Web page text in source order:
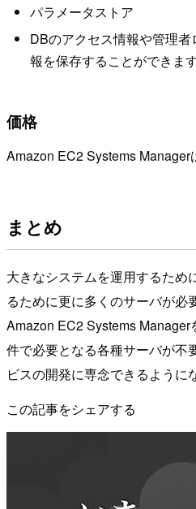
パラメータストア
DBのアクセス情報や管理
報を保存することができます
価格
Amazon EC2 Systems Manager
まとめ
大きなシステムを運用するため
るために更に多くのサーバが必
Amazon EC2 Systems
件で必要となる各種サーバが不
ビスの開発に専念できるように
この記事をシェアする